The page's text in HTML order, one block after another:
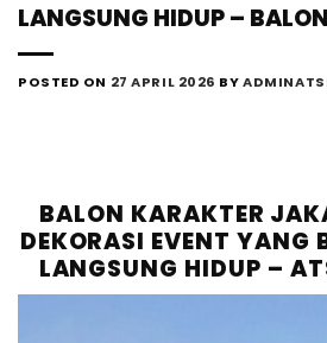
LANGSUNG HIDUP –
POSTED ON 27 APRIL 2026 BY
BALON KARAKTER
DEKORASI EVENT YANG
LANGSUNG HIDUP –